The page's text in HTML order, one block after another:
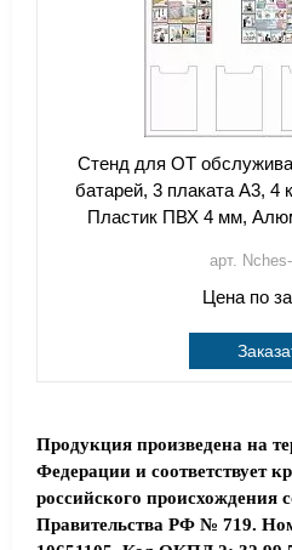
Стенд для ОТ
батарей, 3 плаката А3, 4
Пластик ПВХ 4 мм,
арт.
Цена по
Продукция произведена на
Федерации и соответствует
российского происхождения
Правительства РФ № 719.